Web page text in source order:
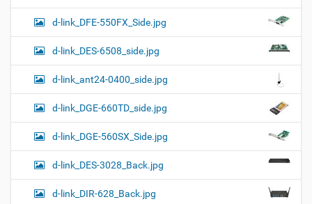
d-link_DFE-550FX_Side.jpg
d-link_DES-6508_side.jpg
d-link_ant24-0400_side.jpg
d-link_DGE-660TD_side.jpg
d-link_DGE-560SX_Side.jpg
d-link_DES-3028_Back.jpg
d-link_DIR-628_Back.jpg